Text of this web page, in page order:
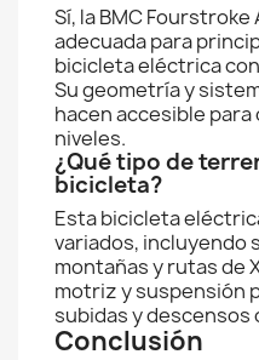
Sí, la BMC Fourstroke
adecuada para
bicicleta eléctrica
Su geometría y
hacen accesible
niveles.
¿Qué tipo de
bicicleta?
Esta bicicleta
variados, incluyendo
montañas y rutas de
motriz y suspensión
subidas y descensos
Conclusión